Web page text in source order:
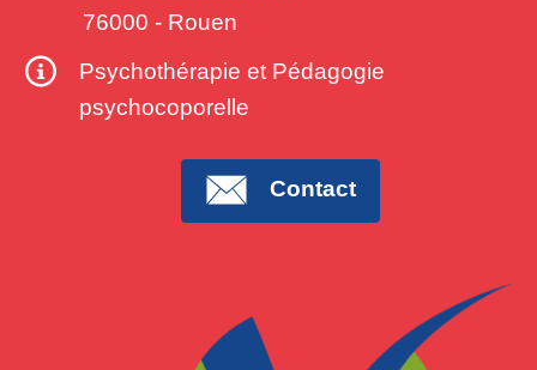
76000 - Rouen
Psychothérapie et Pédagogie
psychocoporelle
Contact